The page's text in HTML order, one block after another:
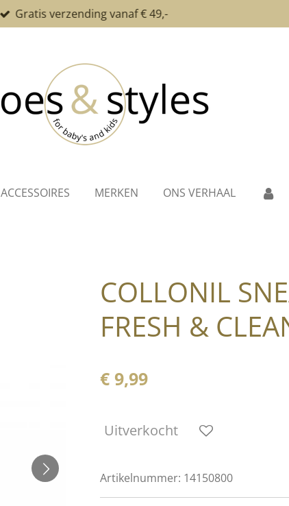
Gratis verzending vanaf € 49,-
ACCESSOIRES MERKEN ONS VERHAAL
COLLONIL
FRESH &
€ 9,99
Uitverkocht
Artikelnummer: 14150800